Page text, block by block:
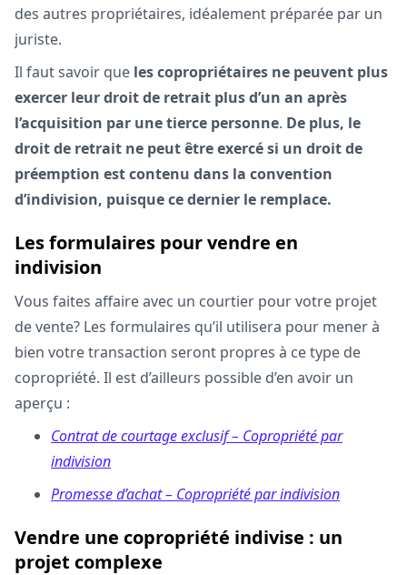
des autres propriétaires, idéalement préparée par un
juriste.
Il faut savoir que les copropriétaires ne peuvent plus
exercer leur droit de retrait plus d’un an après
l’acquisition par une tierce personne. De plus, le
droit de retrait ne peut être exercé si un droit de
préemption est contenu dans la convention
d’indivision, puisque ce dernier le remplace.
Les formulaires pour vendre en
indivision
Vous faites affaire avec un courtier pour votre projet
de vente? Les formulaires qu’il utilisera pour mener à
bien votre transaction seront propres à ce type de
copropriété. Il est d’ailleurs possible d’en avoir un
aperçu :
Contrat de courtage exclusif – Copropriété par
indivision
Promesse d’achat – Copropriété par indivision
Vendre une copropriété indivise : un
projet complexe